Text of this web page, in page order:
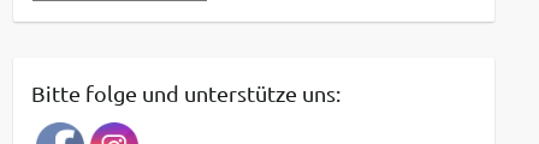
e
r
a
Bitte folge und unterstütze uns: